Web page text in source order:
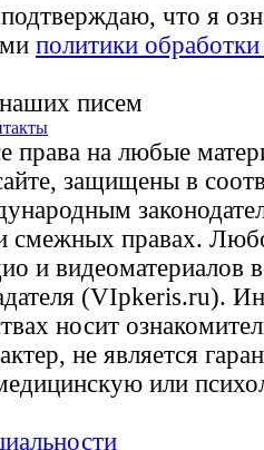
что я
политики
писем
права на любые
защищены в
смежных правах.
и видеоматериалов
(VIpkeris.ru).
носит
не является
или